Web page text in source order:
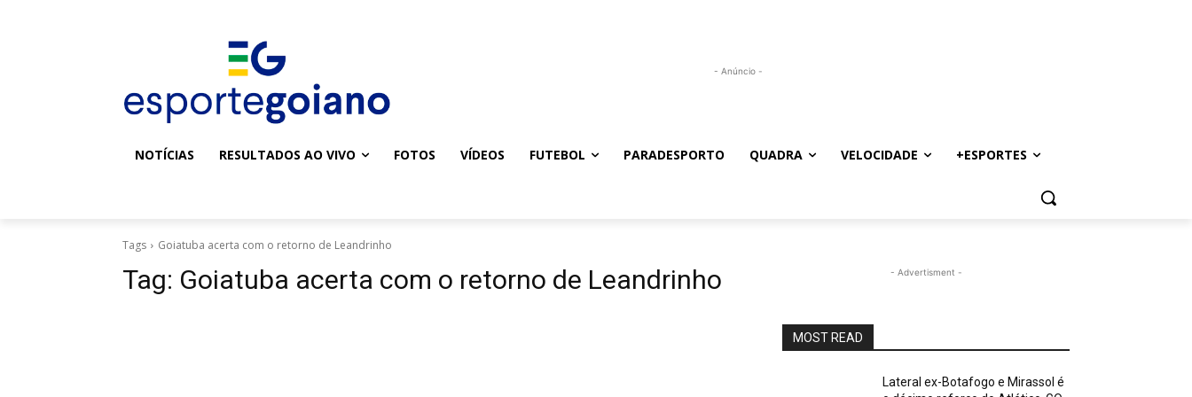
- Anúncio -
NOTÍCIAS RESULTADOS AO VIVO FOTOS VÍDEOS FUTEBOL PARADESPORTO QUADRA VELOCIDADE +ESPORTES
Tags Goiatuba acerta com o retorno de Leandrinho
Tag: Goiatuba acerta com o retorno de Leandrinho - Advertisment -
MOST READ
Lateral ex-Botafogo e Mirassol é